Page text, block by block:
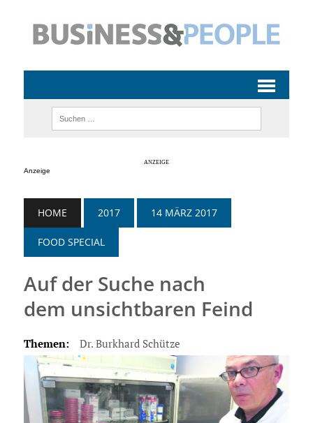
Anzeige
HOME 2017 14 MÄRZ 2017
FOOD SPECIAL
Auf der Suche nach
dem unsichtbaren Feind
Themen: Dr. Burkhard Schütze